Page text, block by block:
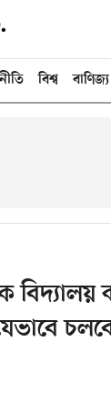
বিশ্ব বাণিজ্য